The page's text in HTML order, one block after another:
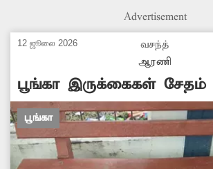
ஆகியவை மோசமாக உள்ளது.
பயன்படுத்தப்படாமல்
எனவே சம்பந்தப்பட்ட துறை
விரைந்து நடவடிக்கை
Advertisement
12 ஜூலை 2026
வசந்த்
ஆரணி
பூங்கா இருக்கைகள் சேதம்
பூங்கா